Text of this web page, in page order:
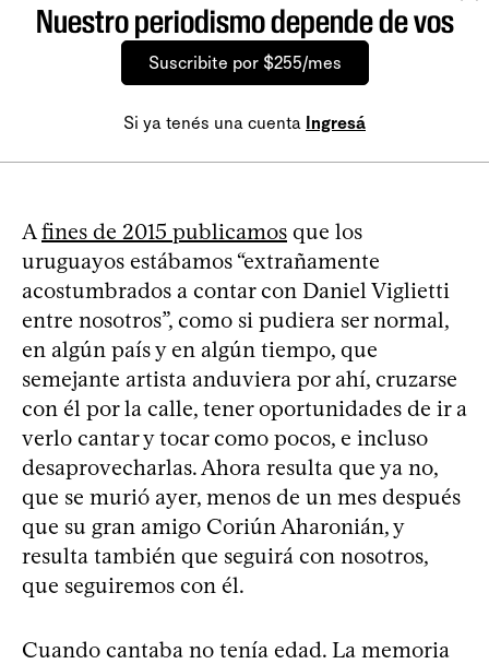
Nuestro periodismo depende de vos
Suscribite por $255/mes
Si ya tenés una cuenta Ingresá
Afines de 2015 publicamos que los
uruguayos estábamos “extrañamente
acostumbrados a contar con Daniel Viglietti
entre nosotros”, como si pudiera ser normal,
en algún país y en algún tiempo, que
semejante artista anduviera por ahí, cruzarse
con él por la calle, tener oportunidades de ir a
verlo cantar y tocar como pocos, e incluso
desaprovecharlas. Ahora resulta que ya no,
que se murió ayer, menos de un mes después
que su gran amigo Coriún Aharonián, y
resulta también que seguirá con nosotros,
que seguiremos con él.
Cuando cantaba no tenía edad. La memoria